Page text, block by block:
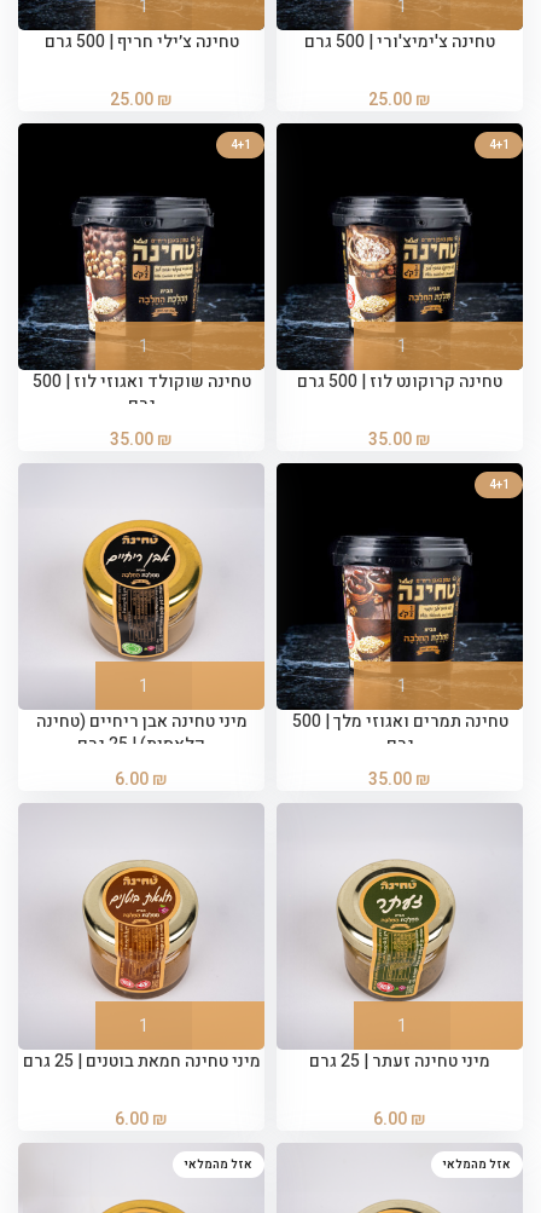
טחינה צ'ימיצ'ורי | 500 גרם
25.00₪
טחינה צ׳ילי חריף | 500 גרם
25.00₪
4+1
טחינה קרוקונט לוז | 500 גרם
35.00₪
4+1
טחינה שוקולד ואגוזי לוז | 500
גרם
35.00₪
4+1
טחינה תמרים ואגוזי מלך | 500
גרם
35.00₪
מיני טחינה אבן ריחיים (טחינה
קלאסית) | 25 גרם
6.00₪
מיני טחינה זעתר | 25 גרם
6.00₪
מיני טחינה חמאת בוטנים | 25 גרם
6.00₪
אזל מהמלאי אזל מהמלאי